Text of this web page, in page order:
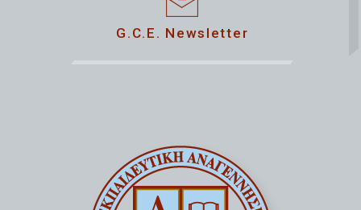
G.C.E. Newsletter